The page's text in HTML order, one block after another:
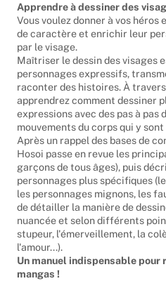
Apprendre à dessiner des
Vous voulez donner à vos héros
de caractère et enrichir leur
par le visage.
Maîtriser le dessin des visages
personnages expressifs,
raconter des histoires. À
apprendrez comment dessiner
expressions avec des pas à pas
mouvements du corps qui y
Après un rappel des bases de
Hosoi passe en revue les
garçons de tous âges), puis
personnages plus spécifiques
les personnages mignons, les
de détailler la manière de
nuancée et selon différents
stupeur, l'émerveillement, la
l'amour...).
Un manuel indispensable
mangas !